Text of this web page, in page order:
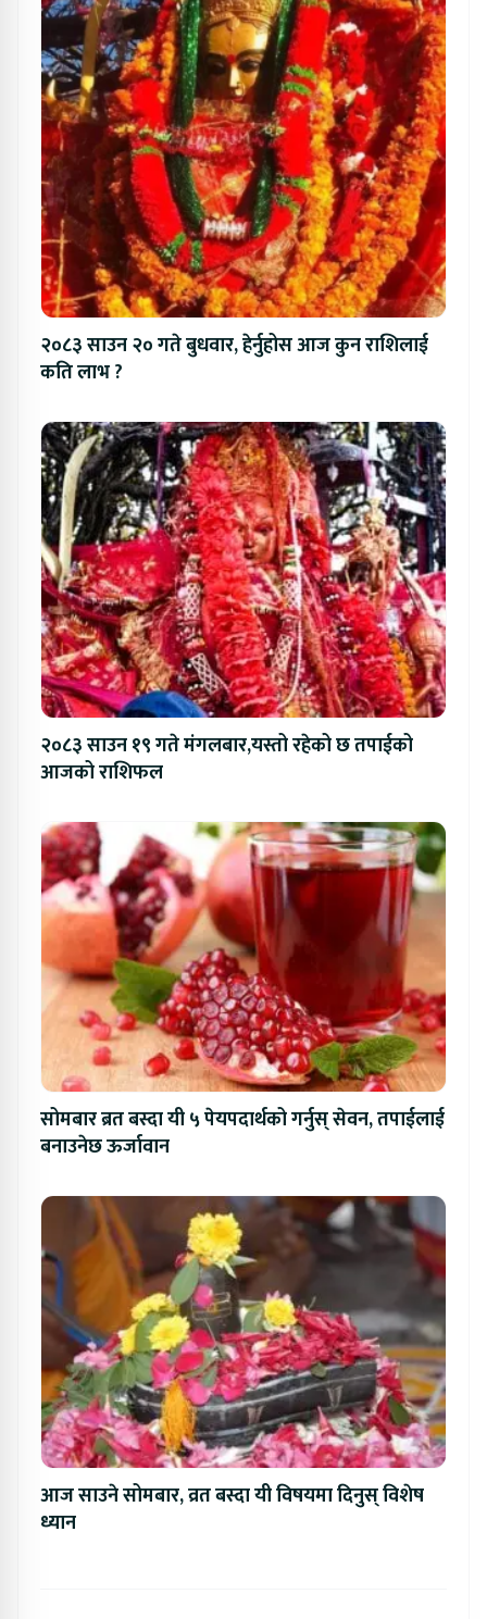
२०८३ साउन २० गते बुधवार, हेर्नुहोस आज कुन राशिलाई
कति लाभ ?
२०८३ साउन १९ गते मंगलबार,यस्तो रहेको छ तपाईको
आजको राशिफल
सोमबार ब्रत बस्दा यी ५ पेयपदार्थको गर्नुस् सेवन, तपाईलाई
बनाउनेछ ऊर्जावान
आज साउने सोमबार, व्रत बस्दा यी विषयमा दिनुस् विशेष
ध्यान